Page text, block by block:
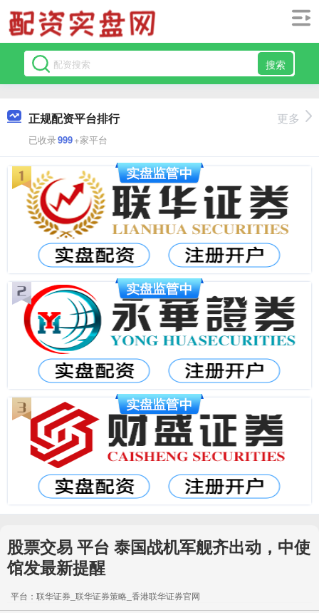
搜索
正规配资平台排行
已收录999+家平台
更多
股票交易 平台 泰国战机军舰齐出动，中使
馆发最新提醒
平台：联华证券_联华证券策略_香港联华证券官网